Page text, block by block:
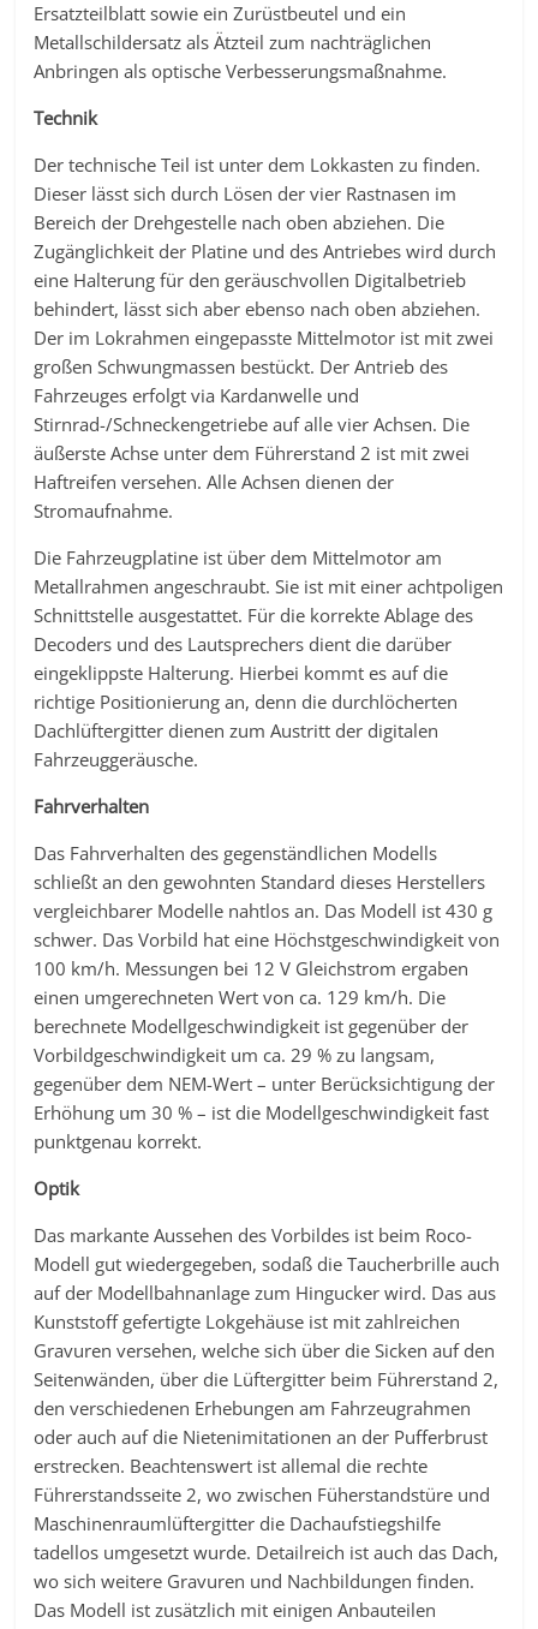
Ersatzteilblatt sowie ein Zurüstbeutel und ein
Metallschildersatz als Ätzteil zum nachträglichen
Anbringen als optische Verbesserungsmaßnahme.
Technik
Der technische Teil ist unter dem Lokkasten zu finden.
Dieser lässt sich durch Lösen der vier Rastnasen im
Bereich der Drehgestelle nach oben abziehen. Die
Zugänglichkeit der Platine und des Antriebes wird durch
eine Halterung für den geräuschvollen Digitalbetrieb
behindert, lässt sich aber ebenso nach oben abziehen.
Der im Lokrahmen eingepasste Mittelmotor ist mit zwei
großen Schwungmassen bestückt. Der Antrieb des
Fahrzeuges erfolgt via Kardanwelle und
Stirnrad-/Schneckengetriebe auf alle vier Achsen. Die
äußerste Achse unter dem Führerstand 2 ist mit zwei
Haftreifen versehen. Alle Achsen dienen der
Stromaufnahme.
Die Fahrzeugplatine ist über dem Mittelmotor am
Metallrahmen angeschraubt. Sie ist mit einer achtpoligen
Schnittstelle ausgestattet. Für die korrekte Ablage des
Decoders und des Lautsprechers dient die darüber
eingeklippste Halterung. Hierbei kommt es auf die
richtige Positionierung an, denn die durchlöcherten
Dachlüftergitter dienen zum Austritt der digitalen
Fahrzeuggeräusche.
Fahrverhalten
Das Fahrverhalten des gegenständlichen Modells
schließt an den gewohnten Standard dieses Herstellers
vergleichbarer Modelle nahtlos an. Das Modell ist 430 g
schwer. Das Vorbild hat eine Höchstgeschwindigkeit von
100 km/h. Messungen bei 12 V Gleichstrom ergaben
einen umgerechneten Wert von ca. 129 km/h. Die
berechnete Modellgeschwindigkeit ist gegenüber der
Vorbildgeschwindigkeit um ca. 29 % zu langsam,
gegenüber dem NEM-Wert – unter Berücksichtigung der
Erhöhung um 30 % – ist die Modellgeschwindigkeit fast
punktgenau korrekt.
Optik
Das markante Aussehen des Vorbildes ist beim Roco-
Modell gut wiedergegeben, sodaß die Taucherbrille auch
auf der Modellbahnanlage zum Hingucker wird. Das aus
Kunststoff gefertigte Lokgehäuse ist mit zahlreichen
Gravuren versehen, welche sich über die Sicken auf den
Seitenwänden, über die Lüftergitter beim Führerstand 2,
den verschiedenen Erhebungen am Fahrzeugrahmen
oder auch auf die Nietenimitationen an der Pufferbrust
erstrecken. Beachtenswert ist allemal die rechte
Führerstandsseite 2, wo zwischen Füherstandstüre und
Maschinenraumlüftergitter die Dachaufstiegshilfe
tadellos umgesetzt wurde. Detailreich ist auch das Dach,
wo sich weitere Gravuren und Nachbildungen finden.
Das Modell ist zusätzlich mit einigen Anbauteilen